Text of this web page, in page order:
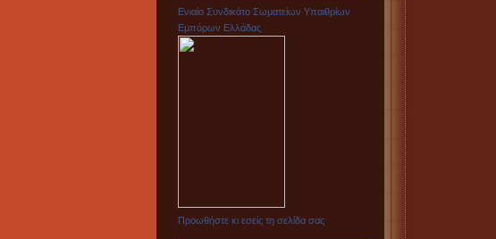
Ενιαίο Συνδικάτο Σωματείων Υπαιθρίων
Εμπόρων Ελλάδας
Προωθήστε κι εσείς τη σελίδα σας